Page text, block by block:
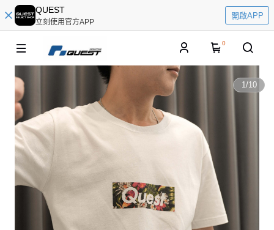
QUEST
立刻使用官方APP
開啟APP
0
1/10